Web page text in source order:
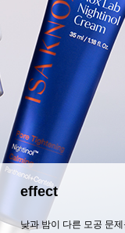
effect
낮과 밤이 다른 모공 문